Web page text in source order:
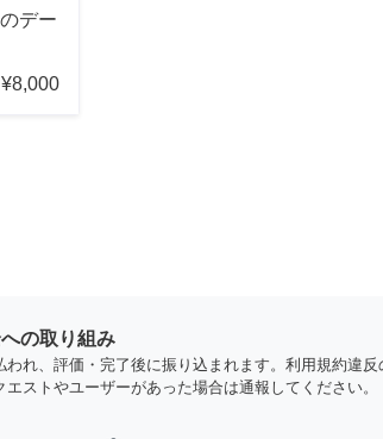
デー
¥8,000
の取り組み
れ、評価・完了後に振り込まれます。利用規約違
ストやユーザーがあった場合は通報してください。